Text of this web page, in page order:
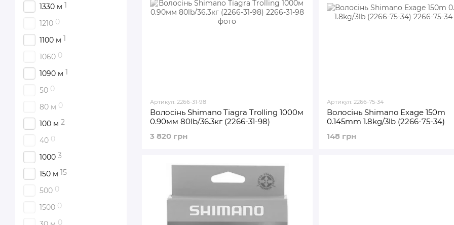
Артикул: 2266-31-98
Волосінь Shimano Tiagra Trolling 1000м
0.90мм 80lb/36.3кг (2266-31-98)
3 820 грн
Артикул: 2266-75-34
Волосінь Shimano Exage 150m
0.145mm 1.8kg/3lb (2266-75-34)
148 грн
1330 м 1
1210 0
1100 м 1
1060 0
1090 м 1
50 0
80 м 0
100 м 2
40 0
1000 3
150 м 15
500 0
1500 0
0